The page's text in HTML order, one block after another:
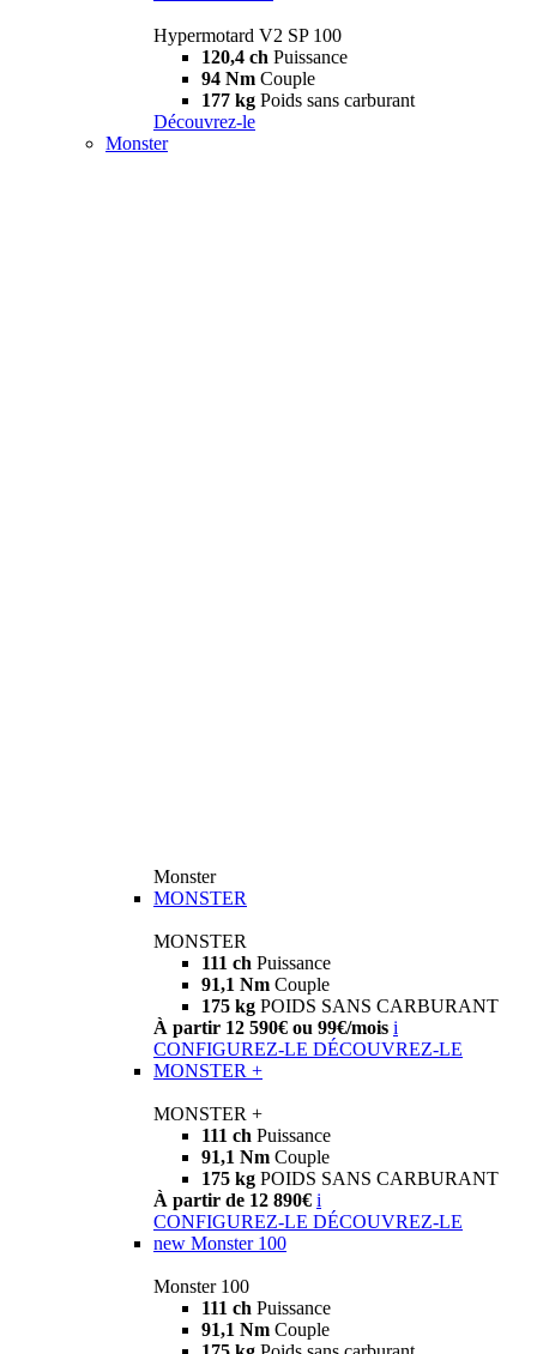
Hypermotard V2 SP 100
120,4 ch Puissance
94 Nm Couple
177 kg Poids sans carburant
Découvrez-le
Monster
Monster
MONSTER
MONSTER
111 ch Puissance
91,1 Nm Couple
175 kg POIDS SANS CARBURANT
À partir 12 590€ ou 99€/mois i
CONFIGUREZ-LE DÉCOUVREZ-LE
MONSTER +
MONSTER +
111 ch Puissance
91,1 Nm Couple
175 kg POIDS SANS CARBURANT
À partir de 12 890€ i
CONFIGUREZ-LE DÉCOUVREZ-LE
new Monster 100
Monster 100
111 ch Puissance
91,1 Nm Couple